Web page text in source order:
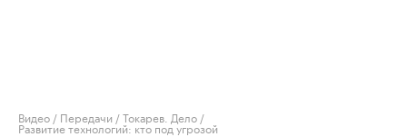
Видео / Передачи /Токарев. Дело /
Развитие технологий: кто под угрозой